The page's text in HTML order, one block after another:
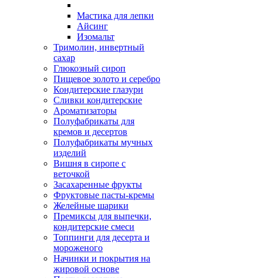
Мастика для лепки
Айсинг
Изомальт
Тримолин, инвертный
сахар
Глюкозный сироп
Пищевое золото и серебро
Кондитерские глазури
Сливки кондитерские
Ароматизаторы
Полуфабрикаты для
кремов и десертов
Полуфабрикаты мучных
изделий
Вишня в сиропе с
веточкой
Засахаренные фрукты
Фруктовые пасты-кремы
Желейные шарики
Премиксы для выпечки,
кондитерские смеси
Топпинги для десерта и
мороженого
Начинки и покрытия на
жировой основе